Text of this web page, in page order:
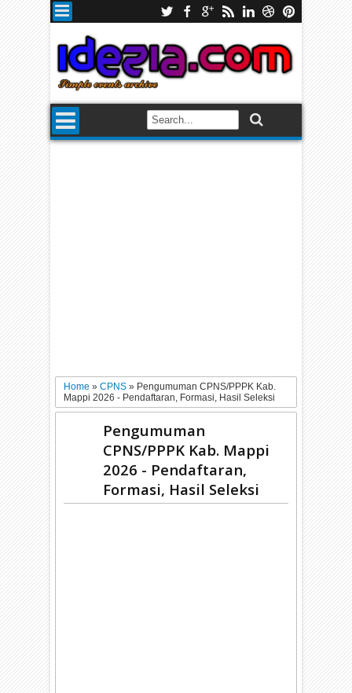
Home»CPNS» Pengumuman CPNS/PPPK Kab.
Mappi 2026 - Pendaftaran, Formasi, Hasil Seleksi
Pengumuman
CPNS/PPPK Kab. Mappi
2026 - Pendaftaran,
Formasi, Hasil Seleksi